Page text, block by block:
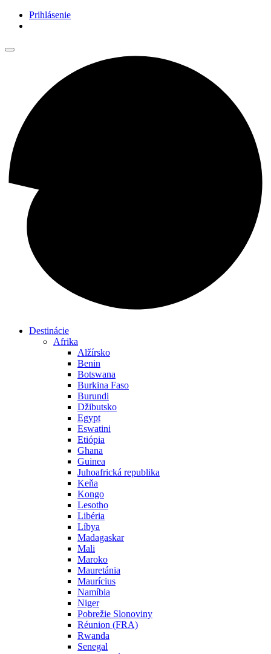
Prihlásenie
Destinácie
Afrika
Alžírsko
Benin
Botswana
Burkina Faso
Burundi
Džibutsko
Egypt
Eswatini
Etiópia
Ghana
Guinea
Juhoafrická republika
Keňa
Kongo
Lesotho
Libéria
Líbya
Madagaskar
Mali
Maroko
Mauretánia
Maurícius
Namíbia
Niger
Pobrežie Slonoviny
Réunion (FRA)
Rwanda
Senegal